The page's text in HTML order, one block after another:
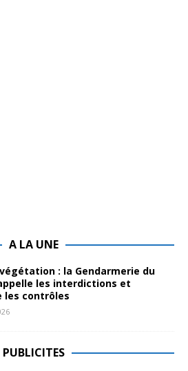
A LA UNE
: la Gendarmerie du
les interdictions et
les contrôles
PUBLICITES